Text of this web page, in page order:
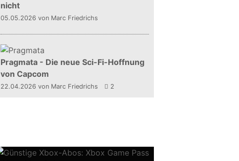
nicht
05.05.2026 von Marc Friedrichs
Pragmata - Die neue Sci-Fi-Hoffnung
von Capcom
22.04.2026 von Marc Friedrichs 2